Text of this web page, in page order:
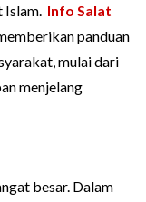
Islam. Info Salat
panduan
mulai dari
menjelang
besar. Dalam